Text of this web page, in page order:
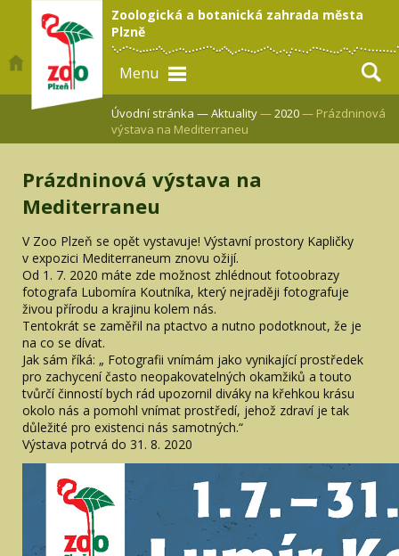
Zoologická a botanická zahrada města
Plzně
Menu
Úvodní stránka —Aktuality—2020— Prázdninová
výstava na Mediterraneu
Prázdninová výstava na
Mediterraneu
V Zoo Plzeň se opět vystavuje! Výstavní prostory Kapličky
v expozici Mediterraneum znovu ožijí.
Od 1. 7. 2020 máte zde možnost zhlédnout fotoobrazy
fotografa Lubomíra Koutníka, který nejraději fotografuje
živou přírodu a krajinu kolem nás.
Tentokrát se zaměřil na ptactvo a nutno podotknout, že je
na co se dívat.
Jak sám říká: „ Fotografii vnímám jako vynikající prostředek
pro zachycení často neopakovatelných okamžiků a touto
tvůrčí činností bych rád upozornil diváky na křehkou krásu
okolo nás a pomohl vnímat prostředí, jehož zdraví je tak
důležité pro existenci nás samotných.“
Výstava potrvá do 31. 8. 2020